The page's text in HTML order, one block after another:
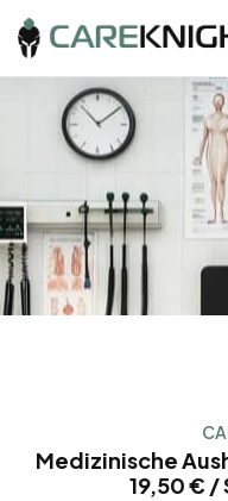
Medizinische
19,50 € /